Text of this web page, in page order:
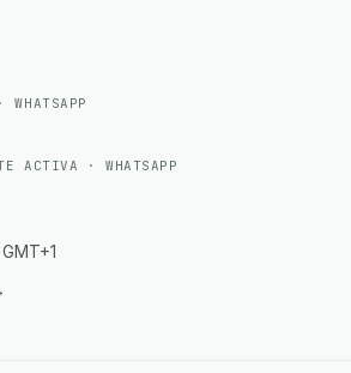
ACTIVA · WHATSAPP